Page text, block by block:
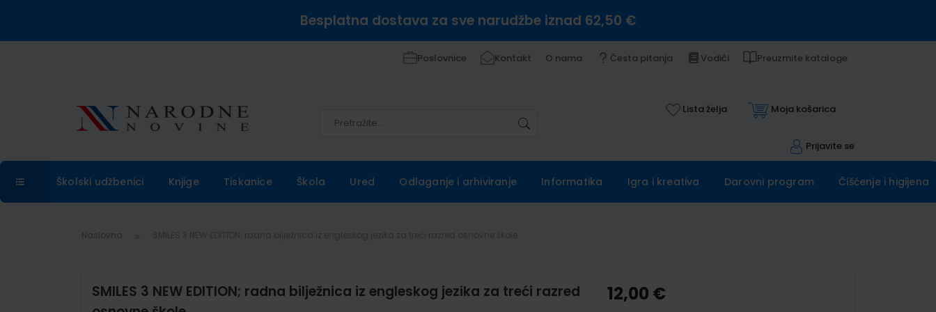
Besplatna dostava za sve narudžbe iznad 62,50 €
Poslovnice Kontakt O nama Česta pitanja Vodiči Preuzmite kataloge
Lista želja Moja košarica
Prijavite se
Školski udžbenici Knjige Tiskanice Škola Ured Odlaganje i arhiviranje Informatika Igra i kreativa Darovni program Čišćenje i higijena
Naslovna
SMILES 3 NEW EDITION; radna bilježnica iz engleskog jezika za treći razred
12,00 €